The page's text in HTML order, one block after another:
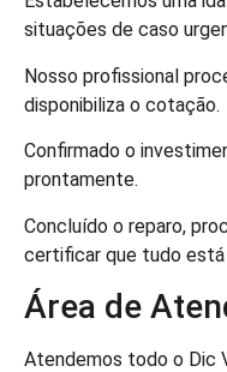
situações de caso
Nosso profissional
disponibiliza o cotação.
Confirmado o
prontamente.
Concluído o reparo,
certificar que tudo está
Área de
Atendemos todo o Dic